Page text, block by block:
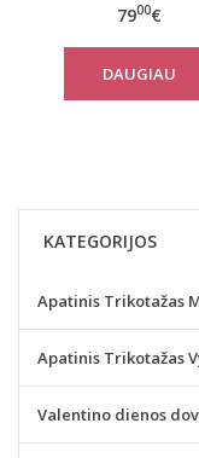
7900€
DAUGIAU
KATEGORIJOS
Apatinis Trikotažas
Apatinis Trikotažas
Valentino dienos